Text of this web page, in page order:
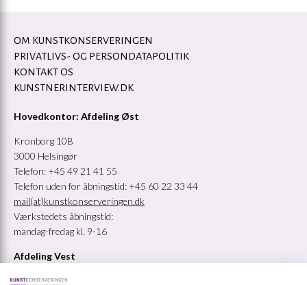
OM KUNSTKONSERVERINGEN
PRIVATLIVS- OG PERSONDATAPOLITIK
KONTAKT OS
KUNSTNERINTERVIEW.DK
Hovedkontor: Afdeling Øst
Kronborg 10B
3000 Helsingør
Telefon: +45 49 21 41 55
Telefon uden for åbningstid: +45 60 22 33 44
mail(at)kunstkonserveringen.dk
Værkstedets åbningstid:
mandag-fredag kl. 9-16
Afdeling Vest
A.C. Illumsvej 4C